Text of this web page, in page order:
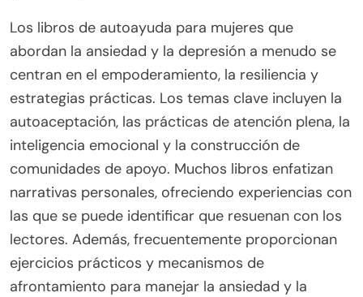
Los libros de autoayuda para mujeres que
abordan la ansiedad y la depresión a menudo se
centran en el empoderamiento, la resiliencia y
estrategias prácticas. Los temas clave incluyen la
autoaceptación, las prácticas de atención plena, la
inteligencia emocional y la construcción de
comunidades de apoyo. Muchos libros enfatizan
narrativas personales, ofreciendo experiencias con
las que se puede identificar que resuenan con los
lectores. Además, frecuentemente proporcionan
ejercicios prácticos y mecanismos de
afrontamiento para manejar la ansiedad y la